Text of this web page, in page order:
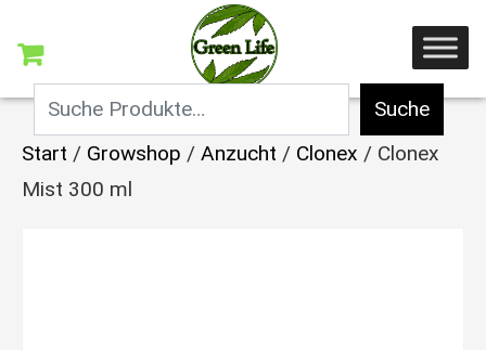
Suche
Start / Growshop / Anzucht / Clonex / Clonex
Mist 300 ml